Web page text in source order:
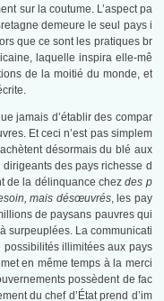
sur la coutume. L’aspect pa
demeure le seul pays i
que ce sont les pratiques br
laquelle inspira elle-mê
de la moitié du monde, et
jamais d’établir des compar
Et ceci n’est pas simplem
désormais du blé aux
des pays richesse d
de la délinquance chezdes p
mais désœuvrés, les pay
de paysans pauvres qui
surpeuplées. La communicati
illimitées aux pays
en même temps à la merci
possèdent de fac
du chef d’État prend d’im